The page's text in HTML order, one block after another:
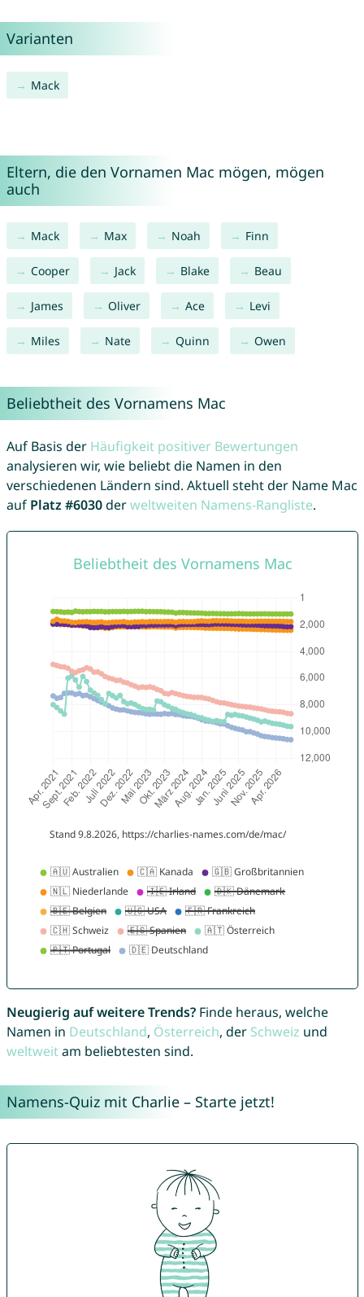
Varianten
Mack
Eltern, die den Vornamen Mac mögen, mögen
auch
Mack Max Noah Finn
Cooper Jack Blake Beau
James Oliver Ace Levi
Miles Nate Quinn Owen
Beliebtheit des Vornamens Mac
Auf Basis der Häufigkeit positiver Bewertungen
analysieren wir, wie beliebt die Namen in den
verschiedenen Ländern sind. Aktuell steht der Name Mac
auf Platz #6030derweltweiten Namens-Rangliste.
Neugierig auf weitere Trends?Finde heraus, welche
Namen in Deutschland, Österreich, der Schweiz und
weltweitam beliebtesten sind.
Namens-Quiz mit Charlie – Starte jetzt!